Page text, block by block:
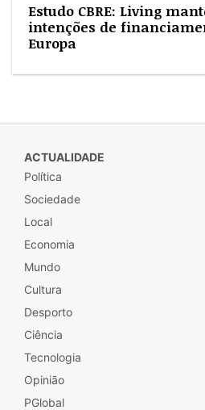
Estudo CBRE: Living
intenções de
Europa
ACTUALIDADE
Política
Sociedade
Local
Economia
Mundo
Cultura
Desporto
Ciência
Tecnologia
Opinião
PGlobal